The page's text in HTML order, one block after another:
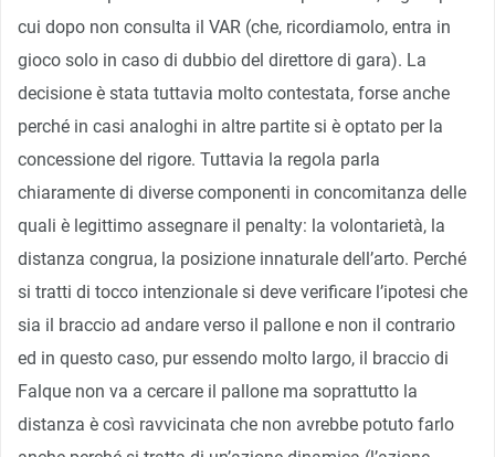
cui dopo non consulta il VAR (che, ricordiamolo, entra in
gioco solo in caso di dubbio del direttore di gara). La
decisione è stata tuttavia molto contestata, forse anche
perché in casi analoghi in altre partite si è optato per la
concessione del rigore. Tuttavia la regola parla
chiaramente di diverse componenti in concomitanza delle
quali è legittimo assegnare il penalty: la volontarietà, la
distanza congrua, la posizione innaturale dell’arto. Perché
si tratti di tocco intenzionale si deve verificare l’ipotesi che
sia il braccio ad andare verso il pallone e non il contrario
ed in questo caso, pur essendo molto largo, il braccio di
Falque non va a cercare il pallone ma soprattutto la
distanza è così ravvicinata che non avrebbe potuto farlo